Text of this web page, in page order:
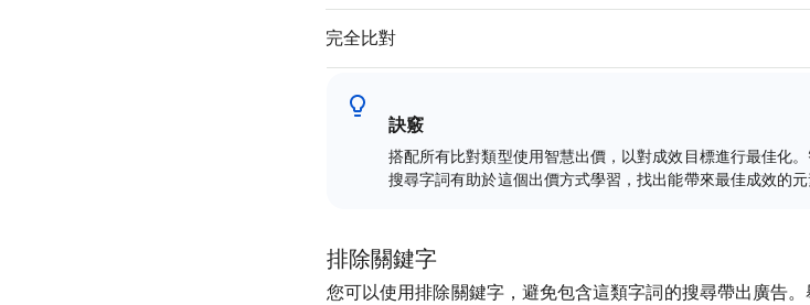
完全比對
訣竅
搭配所有比對類型使用智慧出價，以對成效目標進行最佳化
搜尋字詞有助於這個出價方式學習，找出能帶來最佳成效的
排除關鍵字
您可以使用排除關鍵字，避免包含這類字詞的搜尋帶出廣告